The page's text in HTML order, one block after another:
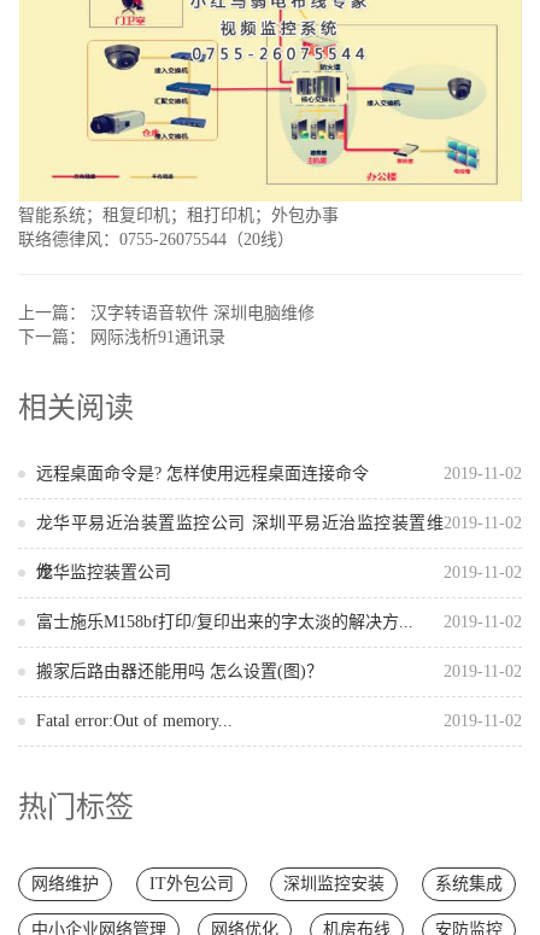
智能系统；租复印机；租打印机；外包办事
联络德律风：0755-26075544（20线）
上一篇： 汉字转语音软件 深圳电脑维修
下一篇：
网际浅析91通讯录
相关阅读
2019-11-02
远程桌面命令是? 怎样使用远程桌面连接命令
2019-11-02
龙华平易近治装置监控公司 深圳平易近治监控装置维
修 2019-11-02
龙华监控装置公司
2019-11-02
富士施乐M158bf打印/复印出来的字太淡的解决方...
2019-11-02
搬家后路由器还能用吗 怎么设置(图)？
2019-11-02
Fatal error:Out of memory...
热门标签
网络维护 IT外包公司 深圳监控安装 系统集成
中小企业网络管理 网络优化 机房布线 安防监控